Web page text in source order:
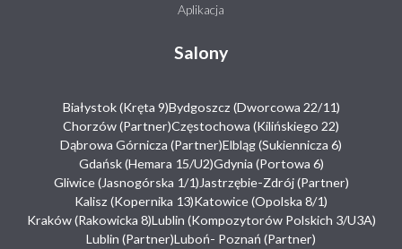
Aplikacja
Salony
Białystok (Kręta 9)Bydgoszcz (Dworcowa 22/11)
Chorzów (Partner)Częstochowa (Kilińskiego 22)
Dąbrowa Górnicza (Partner)Elbląg (Sukiennicza 6)
Gdańsk (Hemara 15/U2)Gdynia (Portowa 6)
Gliwice (Jasnogórska 1/1) Jastrzębie-Zdrój (Partner)
Kalisz (Kopernika 13)Katowice (Opolska 8/1)
Kraków (Rakowicka 8)Lublin (Kompozytorów Polskich 3/U3A)
Lublin (Partner)Luboń- Poznań (Partner)